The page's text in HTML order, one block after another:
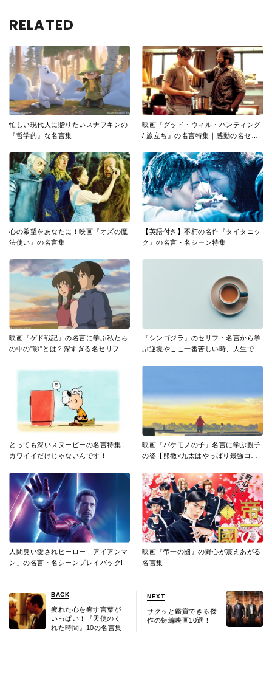
RELATED
忙しい現代人に贈りたいスナフキンの
『哲学的』な名言集
映画『グッド・ウィル・ハンティング
/ 旅立ち』の名言特集｜感動の名セリ
心の希望をあなたに！映画『オズの魔
法使い』の名言集
【英語付き】不朽の名作『タイタニッ
ク』の名言・名シーン特集
映画『ゲド戦記』の名言に学ぶ私たち
の中の"影"とは？深すぎる名セリフ12
『シンゴジラ』のセリフ・名言から学
ぶ逆境やここ一番苦しい時、人生で守
とっても深いスヌーピーの名言特集 |
カワイイだけじゃないんです！
映画『バケモノの子』名言に学ぶ親子
の姿【熊徹×九太はやっぱり最強コン
人間臭い愛されヒーロー「アイアンマ
ン」の名言・名シーンプレイバック!
映画『帝一の國』の野心が震えあがる
名言集
BACK
疲れた心を癒す言葉が
いっぱい！『天使のく
れた時間』10の名言集
NEXT
サクッと鑑賞できる傑
作の短編映画10選！